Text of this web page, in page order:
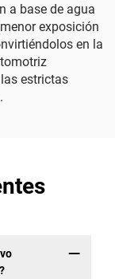
a base de agua
exposición
en la
estrictas